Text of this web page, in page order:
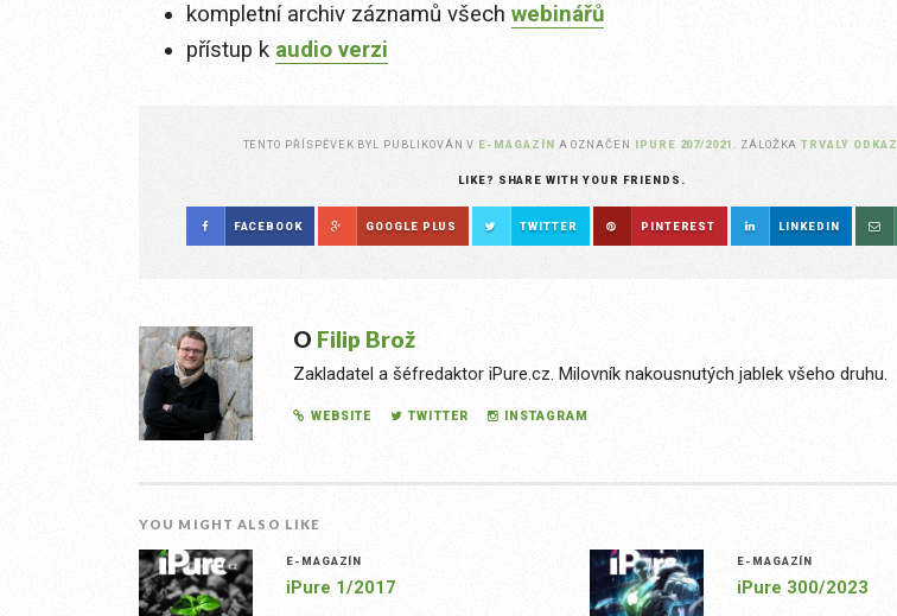
kompletní archiv záznamů všech webinářů
přístup k audio verzi
TENTO PŘÍSPĚVEK BYL PUBLIKOVÁN V E-MAGAZÍN A OZNAČEN IPURE 207/2021 . ZÁLOŽKATRVALÝ ODKAZ
LIKE? SHARE WITH YOUR FRIENDS.
FACEBOOK GOOGLE PLUS TWITTER PINTEREST LINKEDIN
O Filip Brož
Zakladatel a šéfredaktor iPure.cz. Milovník nakousnutých jablek všeho druhu.
WEBSITE TWITTER INSTAGRAM
YOU MIGHT ALSO LIKE
E-MAGAZÍN
iPure 1/2017
E-MAGAZÍN
iPure 300/2023